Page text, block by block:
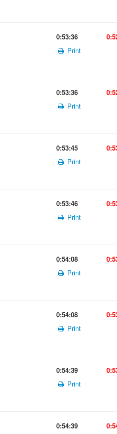
0:53:36
Print
0:53:36
Print
0:53:45
Print
0:53:46
Print
0:54:08
Print
0:54:08
Print
0:54:39
Print
0:54:39